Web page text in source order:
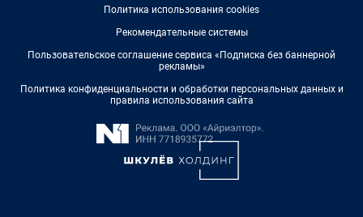
Политика использования cookies
Рекомендательные системы
Пользовательское соглашение сервиса «Подписка без баннерной
рекламы»
Политика конфиденциальности и обработки персональных данных и
правила использования сайта